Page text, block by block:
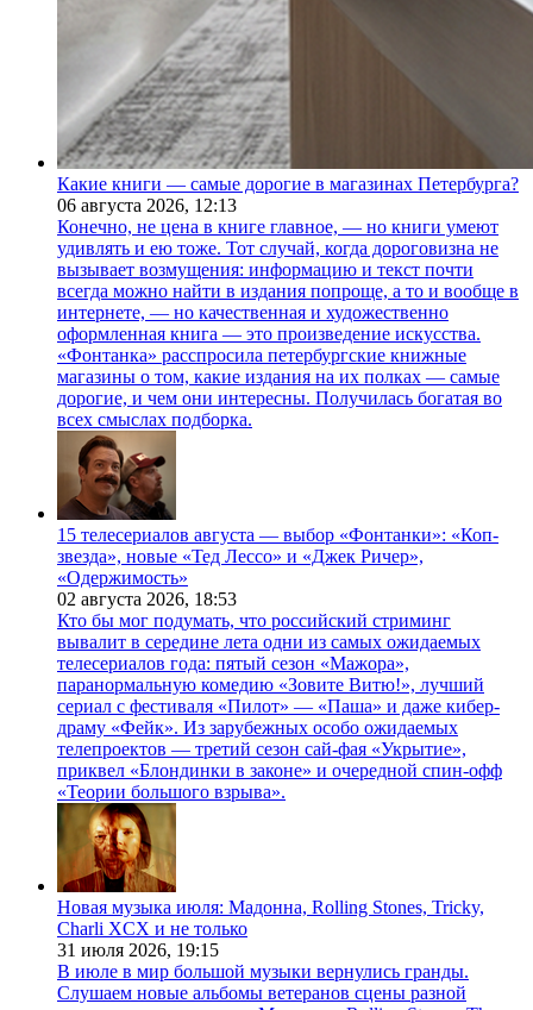
Какие книги — самые дорогие в магазинах Петербурга?
06 августа 2026, 12:13
Конечно, не цена в книге главное, — но книги умеют
удивлять и ею тоже. Тот случай, когда дороговизна не
вызывает возмущения: информацию и текст почти
всегда можно найти в издания попроще, а то и вообще в
интернете, — но качественная и художественно
оформленная книга — это произведение искусства.
«Фонтанка» расспросила петербургские книжные
магазины о том, какие издания на их полках — самые
дорогие, и чем они интересны. Получилась богатая во
всех смыслах подборка.
15 телесериалов августа — выбор «Фонтанки»: «Коп-
звезда», новые «Тед Лессо» и «Джек Ричер»,
«Одержимость»
02 августа 2026, 18:53
Кто бы мог подумать, что российский стриминг
вывалит в середине лета одни из самых ожидаемых
телесериалов года: пятый сезон «Мажора»,
паранормальную комедию «Зовите Витю!», лучший
сериал с фестиваля «Пилот» — «Паша» и даже кибер-
драму «Фейк». Из зарубежных особо ожидаемых
телепроектов — третий сезон сай-фая «Укрытие»,
приквел «Блондинки в законе» и очередной спин-офф
«Теории большого взрыва».
Новая музыка июля: Мадонна, Rolling Stones, Tricky,
Charli XCX и не только
31 июля 2026, 19:15
В июле в мир большой музыки вернулись гранды.
Слушаем новые альбомы ветеранов сцены разной